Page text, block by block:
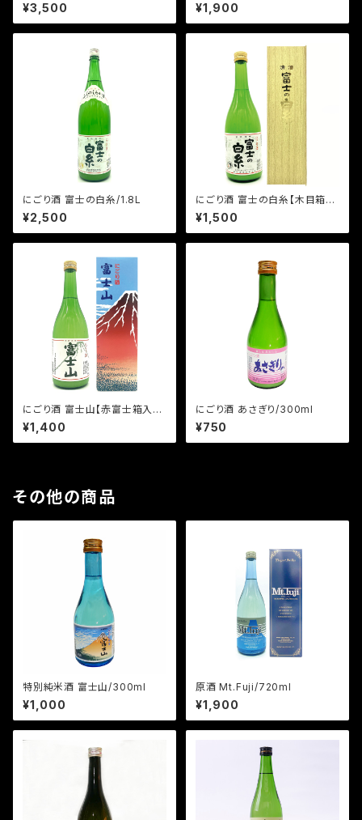
¥3,500 ¥1,900
にごり酒 富士の白糸/1.8L
¥2,500
にごり酒 富士の白糸【木目箱
入】/720m
¥1,500
にごり酒 富士山【赤富士箱入】/
720ml
¥1,400
にごり酒 あさぎり/300ml
¥750
その他の商品
特別純米酒 富士山/300ml
¥1,000
原酒 Mt.Fuji/720ml
¥1,900